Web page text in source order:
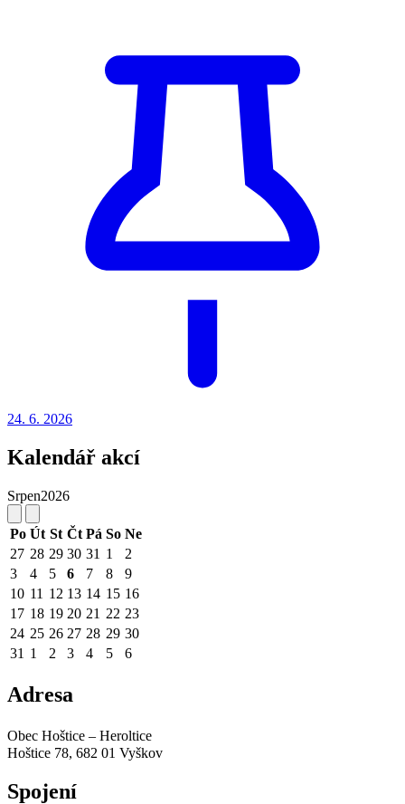
24. 6. 2026
Kalendář akcí
Srpen2026
Po Út St Čt Pá So Ne
27 28 29 30 31 1
2
3
4 5 6 7 8
9
10 11 12 13 14 15 16
17 18 19 20 21 22 23
24 25 26 27 28 29 30
31 1 2 3 4 5 6
Adresa
Obec Hoštice – Heroltice
Hoštice 78, 682 01 Vyškov
Spojení